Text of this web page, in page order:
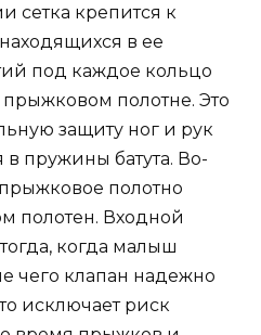
сетка крепится к
в ее
под каждое кольцо
полотне. Это
защиту ног и рук
пружины батута. Во-
полотно
полотен. Входной
когда малыш
чего клапан надежно
исключает риск